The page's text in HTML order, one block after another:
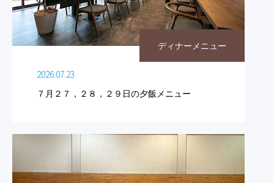
ディナーメニュー
2026.07.23
７月２７，２８，２９日の夕飯メニュー